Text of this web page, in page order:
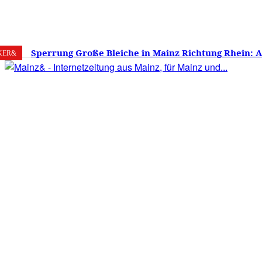
7. August 2026 28.4 Mainz
Sperrung Große Bleiche in Mainz Richtung Rhein:
verwirrt, Mainzer stinksauer – Haben die Mainzer